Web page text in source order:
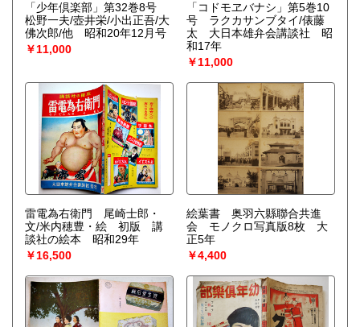
「少年倶楽部」第32巻8号
松野一夫/壺井栄/小出正吾/大
佛次郎/他 昭和20年12月号
￥11,000
「コドモヱバナシ」第5巻10
号 ラクカサンブタイ/俵藤
太 大日本雄弁会講談社 昭
和17年
￥11,000
雷電為右衛門 尾崎士郎・
文/米内穂豊・絵 初版 講
談社の絵本 昭和29年
￥16,500
絵葉書 奥羽六縣聯合共進
会 モノクロ写真版8枚 大
正5年
￥4,400